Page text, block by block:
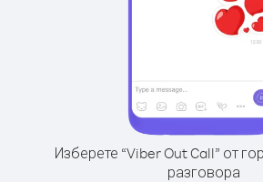
Изберете “Viber Out Call” от
разговора